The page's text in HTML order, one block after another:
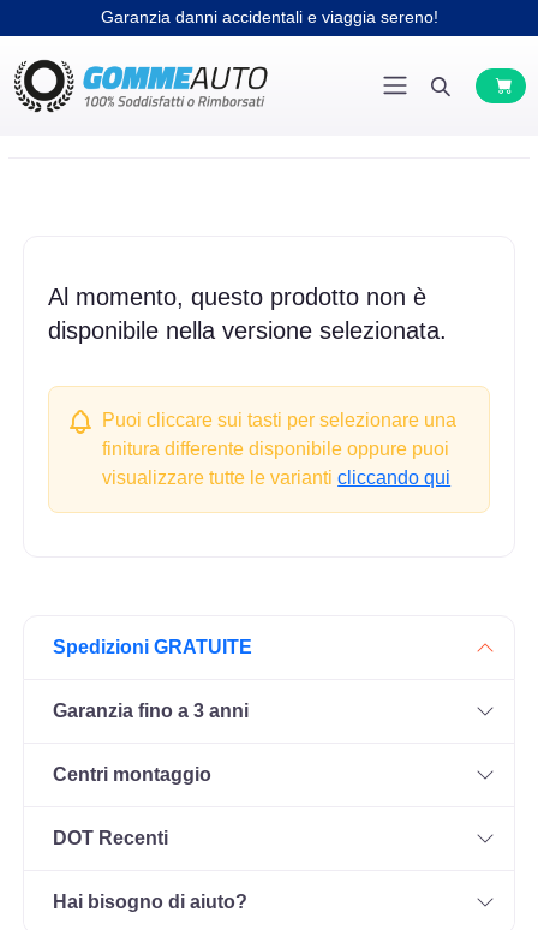
Garanzia danni accidentali e viaggia sereno!
Al momento, questo prodotto non è
disponibile nella versione selezionata.
Puoi cliccare sui tasti per selezionare una
finitura differente disponibile oppure puoi
visualizzare tutte le varianticliccando qui
Spedizioni GRATUITE
Garanzia fino a 3 anni
Centri montaggio
DOT Recenti
Hai bisogno di aiuto?